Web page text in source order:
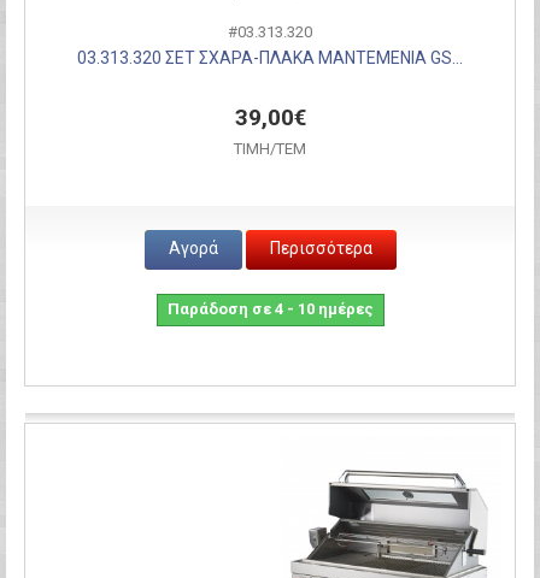
#03.313.320
03.313.320 ΣΕΤ ΣΧΑΡΑ-ΠΛΑΚΑ ΜΑΝΤΕΜΕΝΙΑ GS...
39,00€
ΤΙΜH/ΤΕΜ
Αγορά Περισσότερα
Παράδοση σε 4 - 10 ημέρες